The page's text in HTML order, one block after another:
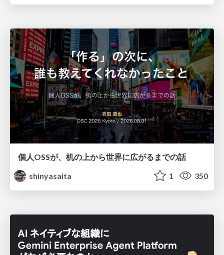
個人OSSが、机の上から世界に広がるまでの話
shinyasaita
1 350